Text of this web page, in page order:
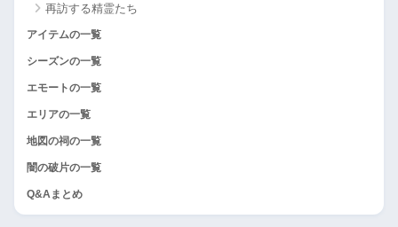
再訪する精霊たち
アイテムの一覧
シーズンの一覧
エモートの一覧
エリアの一覧
地図の祠の一覧
闇の破片の一覧
Q&Aまとめ